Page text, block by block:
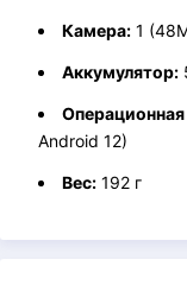
Камера: 1
Аккумулятор:
Android 12)
Вес: 192 г